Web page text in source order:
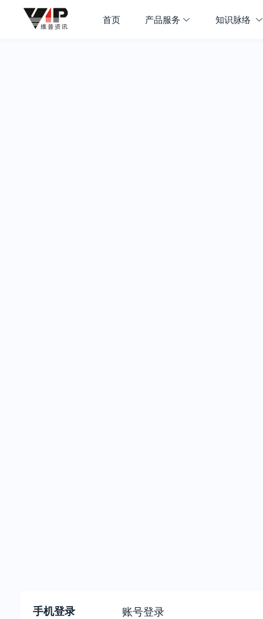
首页 产品服务 知识脉络
手机登录 账号登录